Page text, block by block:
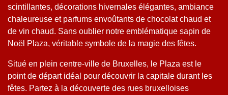
scintillantes, décorations hivernales élégantes, ambiance
chaleureuse et parfums envoûtants de chocolat chaud et
de vin chaud. Sans oublier notre emblématique sapin de
Noël Plaza, véritable symbole de la magie des fêtes.
Situé en plein centre-ville de Bruxelles, le Plaza est le
point de départ idéal pour découvrir la capitale durant les
fêtes. Partez à la découverte des rues bruxelloises